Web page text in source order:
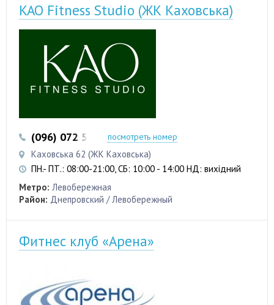
KAO Fitness Studio (ЖК Каховська)
(096) 072 53 62посмотреть номер
Каховська 62 (ЖК Каховська)
ПН.- ПТ.: 08:00-21:00, СБ: 10:00 - 14:00 НД: вихідний
Метро: Левобережная
Район: Днепровский / Левобережный
Фитнес клуб «Арена»